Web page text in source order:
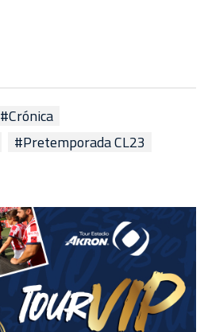
#Crónica
#Pretemporada CL23